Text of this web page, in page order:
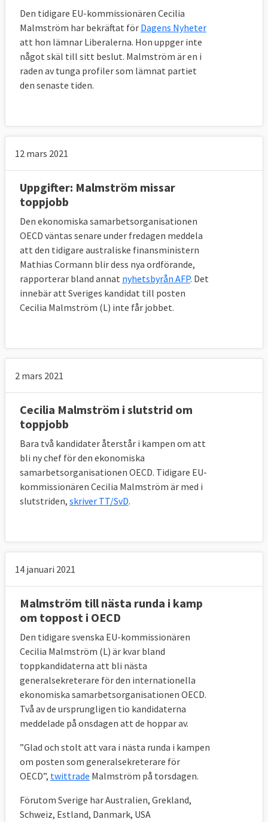
Den tidigare EU-kommissionären Cecilia
Malmström har bekräftat för Dagens Nyheter
att hon lämnar Liberalerna. Hon uppger inte
något skäl till sitt beslut. Malmström är en i
raden av tunga profiler som lämnat partiet
den senaste tiden.
12 mars 2021
Uppgifter: Malmström missar
toppjobb
Den ekonomiska samarbetsorganisationen
OECD väntas senare under fredagen meddela
att den tidigare australiske finansministern
Mathias Cormann blir dess nya ordförande,
rapporterar bland annat nyhetsbyrån AFP. Det
innebär att Sveriges kandidat till posten
Cecilia Malmström (L) inte får jobbet.
2 mars 2021
Cecilia Malmström i slutstrid om
toppjobb
Bara två kandidater återstår i kampen om att
bli ny chef för den ekonomiska
samarbetsorganisationen OECD. Tidigare EU-
kommissionären Cecilia Malmström är med i
slutstriden, skriver TT/SvD.
14 januari 2021
Malmström till nästa runda i kamp
om toppost i OECD
Den tidigare svenska EU-kommissionären
Cecilia Malmström (L) är kvar bland
toppkandidaterna att bli nästa
generalsekreterare för den internationella
ekonomiska samarbetsorganisationen OECD.
Två av de ursprungligen tio kandidaterna
meddelade på onsdagen att de hoppar av.
”Glad och stolt att vara i nästa runda i kampen
om posten som generalsekreterare för
OECD”, twittrade Malmström på torsdagen.
Förutom Sverige har Australien, Grekland,
Schweiz, Estland, Danmark, USA